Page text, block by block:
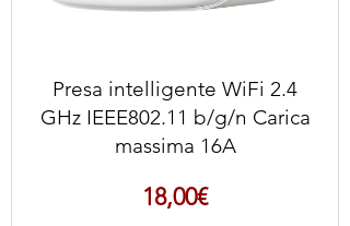
Presa intelligente WiFi 2.4
GHz IEEE802.11 b/g/n Carica
massima 16A
18,00€Prezzo